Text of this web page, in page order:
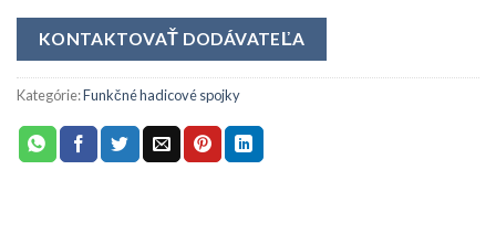
KONTAKTOVAŤ DODÁVATEĽA
Kategórie:Funkčné hadicové spojky